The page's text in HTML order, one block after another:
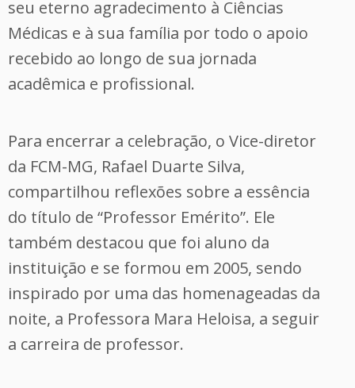
seu eterno agradecimento à Ciências
Médicas e à sua família por todo o apoio
recebido ao longo de sua jornada
acadêmica e profissional.
Para encerrar a celebração, o Vice-diretor
da FCM-MG, Rafael Duarte Silva,
compartilhou reflexões sobre a essência
do título de “Professor Emérito”. Ele
também destacou que foi aluno da
instituição e se formou em 2005, sendo
inspirado por uma das homenageadas da
noite, a Professora Mara Heloisa, a seguir
a carreira de professor.